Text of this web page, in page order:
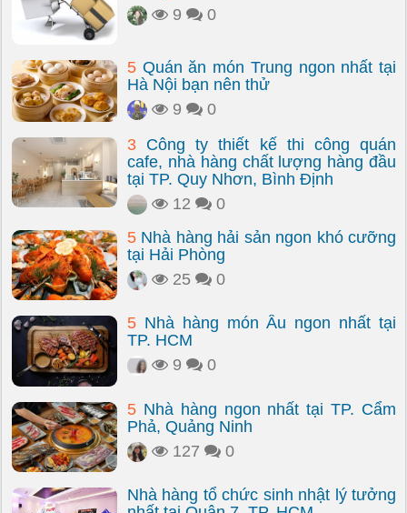
9
0
5 Quán ăn món Trung ngon nhất tại
Hà Nội bạn nên thử
9
0
3 Công ty thiết kế thi công quán
cafe, nhà hàng chất lượng hàng đầu
tại TP. Quy Nhơn, Bình Định
12
0
5 Nhà hàng hải sản ngon khó cưỡng
tại Hải Phòng
25
0
5 Nhà hàng món Âu ngon nhất tại
TP. HCM
9
0
5 Nhà hàng ngon nhất tại TP. Cẩm
Phả, Quảng Ninh
127
0
Nhà hàng tổ chức sinh nhật lý tưởng